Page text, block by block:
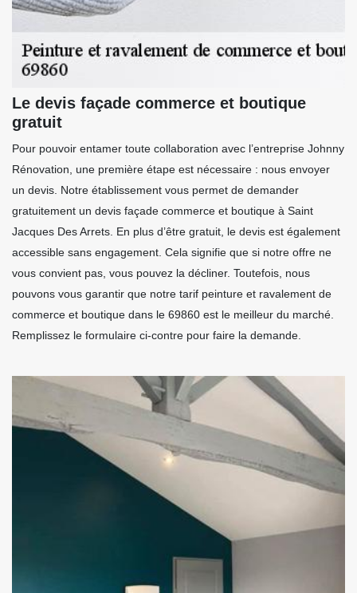
Le devis façade commerce et boutique
gratuit
Pour pouvoir entamer toute collaboration avec l’entreprise Johnny
Rénovation, une première étape est nécessaire : nous envoyer
un devis. Notre établissement vous permet de demander
gratuitement un devis façade commerce et boutique à Saint
Jacques Des Arrets. En plus d’être gratuit, le devis est également
accessible sans engagement. Cela signifie que si notre offre ne
vous convient pas, vous pouvez la décliner. Toutefois, nous
pouvons vous garantir que notre tarif peinture et ravalement de
commerce et boutique dans le 69860 est le meilleur du marché.
Remplissez le formulaire ci-contre pour faire la demande.